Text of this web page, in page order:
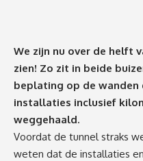
(Foto's Dura Vermeer/Daisy
Rijkswaterstaat/Paul van Baardwijk
We zijn nu over de helft
zien! Zo zit in beide
beplating op de wanden
installaties inclusief
weggehaald.
Voordat de tunnel straks
weten dat de installaties